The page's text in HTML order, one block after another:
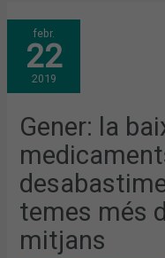
febr.
22
2019
Gener: la
temes més
mitjans
GENER:
LA
BAIXADA
DE
PREUS
DELS
MEDICAMENTS,
DESABASTIMENTS
I
INFARMA,
TEMES
MÉS
DESTACATS
ALS
MITJANS